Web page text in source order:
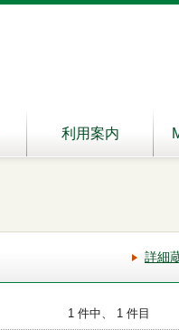
利用案内
詳細
1 件中、 1 件目